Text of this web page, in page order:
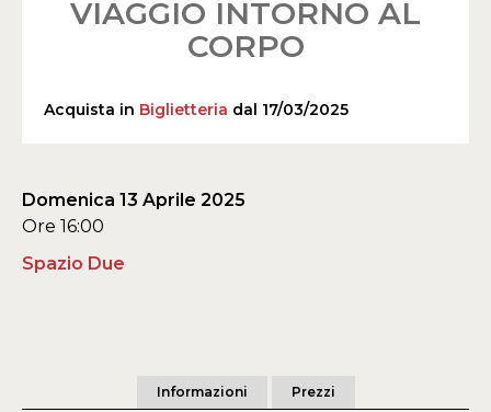
VIAGGIO INTORNO AL
CORPO
Acquista in Biglietteria dal 17/03/2025
Domenica 13 Aprile 2025
Ore 16:00
Spazio Due
Informazioni Prezzi